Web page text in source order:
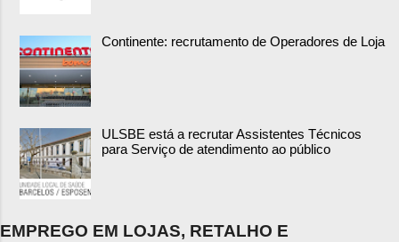
Continente: recrutamento de Operadores de Loja
ULSBE está a recrutar Assistentes Técnicos
para Serviço de atendimento ao público
EMPREGO EM LOJAS, RETALHO E